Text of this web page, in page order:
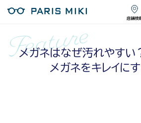
店舗検
メガネはなぜ汚れやすい
メガネをキレイに